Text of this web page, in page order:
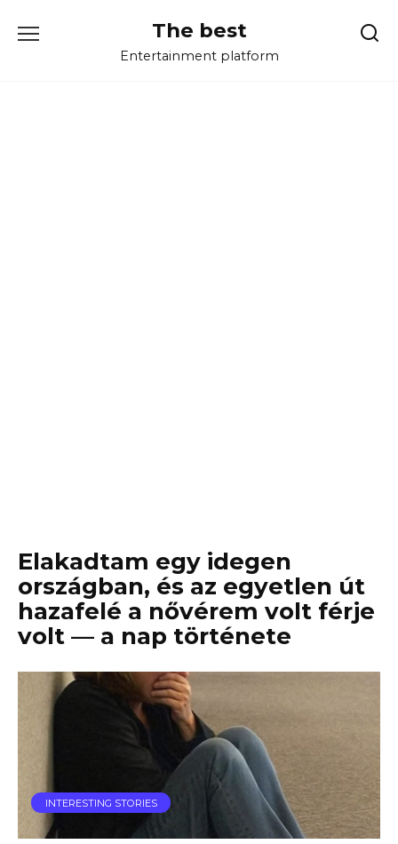
The best
Entertainment platform
Elakadtam egy idegen
országban, és az egyetlen út
hazafelé a nővérem volt férje
volt — a nap története
INTERESTING STORIES